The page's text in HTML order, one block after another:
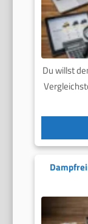
Du willst